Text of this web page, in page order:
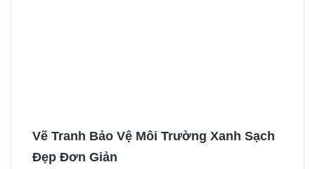
Vẽ Tranh Bảo Vệ Môi Trường Xanh Sạch
Đẹp Đơn Giản